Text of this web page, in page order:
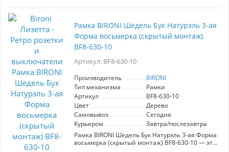
Рамка BIRONI Шедель Бук Натурэль 3-ая
Форма восьмерка (скрытый монтаж)
BF8-630-10
Артикул: BF8-630-10
Производитель
BIRONI
Тип механизма
Рамки
Артикул
BF8-630-10
Цвет
Дерево
Самовывоз
Сегодня
Курьером
Завтра/послезавтра
Рамка BIRONI Шедель Бук Натурэль 3-ая Форма
восьмерка (скрытый монтаж) BF8-630-10 — это